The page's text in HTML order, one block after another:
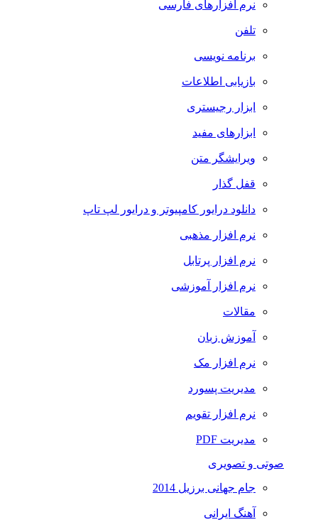
نرم افزارهای فارسی
تلفن
برنامه نویسی
بازیابی اطلاعات
ابزار رجیستری
ابزارهای مفید
ویرایشگر متن
قفل گذار
دانلود درایور کامپیوتر و درایور لپ تاپ
نرم افزار مذهبی
نرم افزار پرتابل
نرم افزار آموزشی
مقالات
آموزش زبان
نرم افزار مک
مدیریت پسورد
نرم افزار تقویم
مدیریت PDF
صوتی و تصویری
جام جهانی برزیل 2014
آهنگ ایرانی